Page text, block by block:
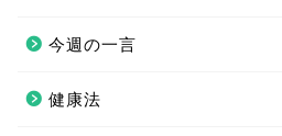
今週の一言
健康法